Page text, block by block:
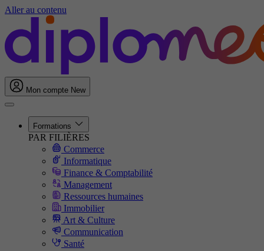
Aller au contenu
Mon compte New
Formations
PAR FILIÈRES
Commerce
Informatique
Finance & Comptabilité
Management
Ressources humaines
Immobilier
Art & Culture
Communication
Santé